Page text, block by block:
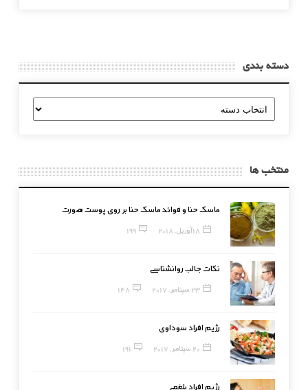
دسته بندی
دسته
بندی
منتخب ها
ماسک حنا و فوائد ماسک حنا بر روی پوست صورت
18 آوریل, 2018 199
نکات جالب روانشناسی
23 سپتامبر, 2017 148
رژیم افراد سوداوی
20 سپتامبر, 2017 191
رژیم افراد بلغمی